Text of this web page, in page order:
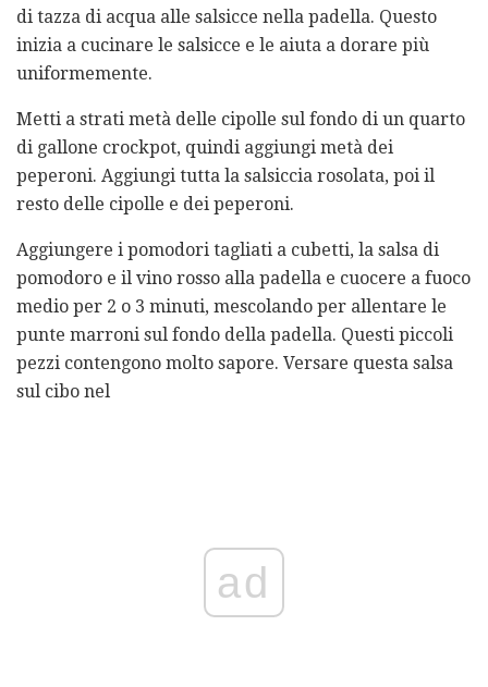
di tazza di acqua alle salsicce nella padella. Questo
inizia a cucinare le salsicce e le aiuta a dorare più
uniformemente.
Metti a strati metà delle cipolle sul fondo di un quarto
di gallone crockpot, quindi aggiungi metà dei
peperoni. Aggiungi tutta la salsiccia rosolata, poi il
resto delle cipolle e dei peperoni.
Aggiungere i pomodori tagliati a cubetti, la salsa di
pomodoro e il vino rosso alla padella e cuocere a fuoco
medio per 2 o 3 minuti, mescolando per allentare le
punte marroni sul fondo della padella. Questi piccoli
pezzi contengono molto sapore. Versare questa salsa
sul cibo nel
ad